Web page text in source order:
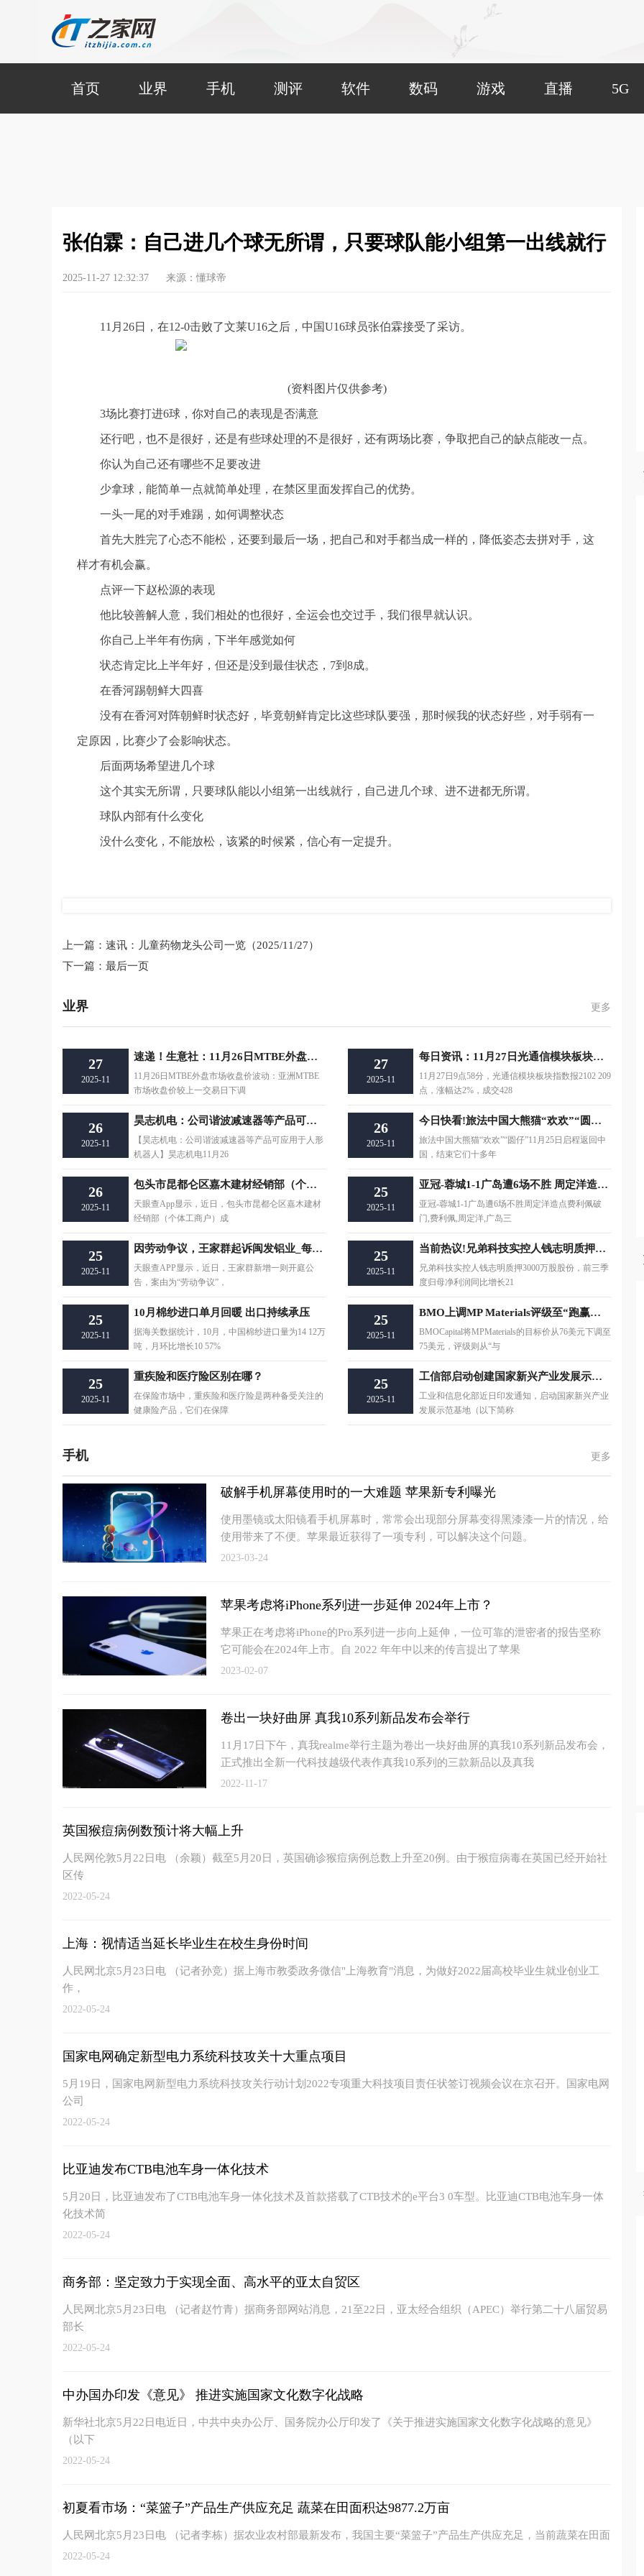
首页 业界 手机 测评 软件 数码 游戏 直播 5G
张伯霖：自己进几个球无所谓，只要球队能小组第一出线就行
2025-11-27 12:32:37 来源：懂球帝
11月26日，在12-0击败了文莱U16之后，中国U16球员张伯霖接受了采访。
(资料图片仅供参考)
3场比赛打进6球，你对自己的表现是否满意
还行吧，也不是很好，还是有些球处理的不是很好，还有两场比赛，争取把自己的缺点能改一点。
你认为自己还有哪些不足要改进
少拿球，能简单一点就简单处理，在禁区里面发挥自己的优势。
一头一尾的对手难踢，如何调整状态
首先大胜完了心态不能松，还要到最后一场，把自己和对手都当成一样的，降低姿态去拼对手，这
样才有机会赢。
点评一下赵松源的表现
他比较善解人意，我们相处的也很好，全运会也交过手，我们很早就认识。
你自己上半年有伤病，下半年感觉如何
状态肯定比上半年好，但还是没到最佳状态，7到8成。
在香河踢朝鲜大四喜
没有在香河对阵朝鲜时状态好，毕竟朝鲜肯定比这些球队要强，那时候我的状态好些，对手弱有一
定原因，比赛少了会影响状态。
后面两场希望进几个球
这个其实无所谓，只要球队能以小组第一出线就行，自己进几个球、进不进都无所谓。
球队内部有什么变化
没什么变化，不能放松，该紧的时候紧，信心有一定提升。
上一篇： 速讯：儿童药物龙头公司一览（2025/11/27）
下一篇： 最后一页
业界 更多
27
2025-11
速递！生意社：11月26日MTBE外盘市场收盘价波动
11月26日MTBE外盘市场收盘价波动：亚洲MTBE
市场收盘价较上一交易日下调
27
2025-11
每日资讯：11月27日光通信模块板块涨幅达2%
11月27日9点58分，光通信模块板块指数报2102 209
点，涨幅达2%，成交428
26
2025-11
昊志机电：公司谐波减速器等产品可应用于人形机器人 热讯
【昊志机电：公司谐波减速器等产品可应用于人形
机器人】昊志机电11月26
26
2025-11
今日快看!旅法中国大熊猫“欢欢”“圆仔”启程回国
旅法中国大熊猫“欢欢”“圆仔”11月25日启程返回中
国，结束它们十多年
26
2025-11
包头市昆都仑区嘉木建材经销部（个体工商户）成立 注册资本1万人民币
天眼查App显示，近日，包头市昆都仑区嘉木建材
经销部（个体工商户）成
25
2025-11
亚冠-蓉城1-1广岛遭6场不胜 周定洋造点费利佩破门|每日速讯
亚冠-蓉城1-1广岛遭6场不胜周定洋造点费利佩破
门,费利佩,周定洋,广岛三
25
2025-11
因劳动争议，王家群起诉闽发铝业_每日快看
天眼查APP显示，近日，王家群新增一则开庭公
告，案由为“劳动争议”，
25
2025-11
当前热议!兄弟科技实控人钱志明质押3000万股股份，前三季度归母净利润同比增长211.75%
兄弟科技实控人钱志明质押3000万股股份，前三季
度归母净利润同比增长21
25
2025-11
10月棉纱进口单月回暖 出口持续承压
据海关数据统计，10月，中国棉纱进口量为14 12万
吨，月环比增长10 57%
25
2025-11
BMO上调MP Materials评级至“跑赢大盘”_每日热讯
BMOCapital将MPMaterials的目标价从76美元下调至
75美元，评级则从“与
25
2025-11
重疾险和医疗险区别在哪？
在保险市场中，重疾险和医疗险是两种备受关注的
健康险产品，它们在保障
25
2025-11
工信部启动创建国家新兴产业发展示范基地
工业和信息化部近日印发通知，启动国家新兴产业
发展示范基地（以下简称
手机 更多
破解手机屏幕使用时的一大难题 苹果新专利曝光
使用墨镜或太阳镜看手机屏幕时，常常会出现部分屏幕变得黑漆漆一片的情况，给
使用带来了不便。苹果最近获得了一项专利，可以解决这个问题。
2023-03-24
苹果考虑将iPhone系列进一步延伸 2024年上市？
苹果正在考虑将iPhone的Pro系列进一步向上延伸，一位可靠的泄密者的报告坚称
它可能会在2024年上市。自 2022 年年中以来的传言提出了苹果
2023-02-07
卷出一块好曲屏 真我10系列新品发布会举行
11月17日下午，真我realme举行主题为卷出一块好曲屏的真我10系列新品发布会，
正式推出全新一代科技越级代表作真我10系列的三款新品以及真我
2022-11-17
英国猴痘病例数预计将大幅上升
人民网伦敦5月22日电 （余颖）截至5月20日，英国确诊猴痘病例总数上升至20例。由于猴痘病毒在英国已经开始社
区传
2022-05-24
上海：视情适当延长毕业生在校生身份时间
人民网北京5月23日电 （记者孙竞）据上海市教委政务微信"上海教育"消息，为做好2022届高校毕业生就业创业工
作，
2022-05-24
国家电网确定新型电力系统科技攻关十大重点项目
5月19日，国家电网新型电力系统科技攻关行动计划2022专项重大科技项目责任状签订视频会议在京召开。国家电网
公司
2022-05-24
比亚迪发布CTB电池车身一体化技术
5月20日，比亚迪发布了CTB电池车身一体化技术及首款搭载了CTB技术的e平台3 0车型。比亚迪CTB电池车身一体
化技术简
2022-05-24
商务部：坚定致力于实现全面、高水平的亚太自贸区
人民网北京5月23日电 （记者赵竹青）据商务部网站消息，21至22日，亚太经合组织（APEC）举行第二十八届贸易
部长
2022-05-24
中办国办印发《意见》 推进实施国家文化数字化战略
新华社北京5月22日电近日，中共中央办公厅、国务院办公厅印发了《关于推进实施国家文化数字化战略的意见》
（以下
2022-05-24
初夏看市场：“菜篮子”产品生产供应充足 蔬菜在田面积达9877.2万亩
人民网北京5月23日电 （记者李栋）据农业农村部最新发布，我国主要“菜篮子”产品生产供应充足，当前蔬菜在田面
2022-05-24